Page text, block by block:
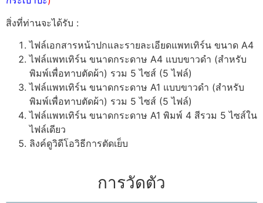
สิ่งที่ท่านจะได้รับ :
ไฟล์เอกสารหน้าปกและรายละเอียดแพทเทิร์น ขนาด A4
ไฟล์แพทเทิร์น ขนาดกระดาษ A4 แบบขาวดำ (สำหรับ
พิมพ์เพื่อทาบตัดผ้า) รวม 5 ไซส์ (5 ไฟล์)
ไฟล์แพทเทิร์น ขนาดกระดาษ A1 แบบขาวดำ (สำหรับ
พิมพ์เพื่อทาบตัดผ้า) รวม 5 ไซส์ (5 ไฟล์)
ไฟล์แพทเทิร์น ขนาดกระดาษ A1 พิมพ์ 4 สีรวม 5 ไซส์ใน
ไฟล์เดียว
ลิงค์ดูวิดีโอวิธีการตัดเย็บ
การวัดตัว